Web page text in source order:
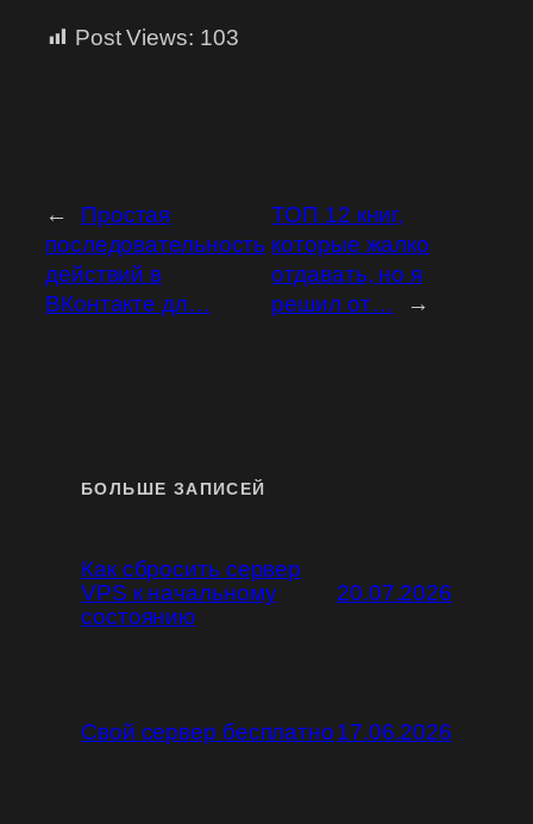
Post Views: 103
←
Простая
последовательность
действий в
ВКонтакте дл…
ТОП 12 книг,
которые жалко
отдавать, но я
решил от…
→
БОЛЬШЕ ЗАПИСЕЙ
Как сбросить сервер
VPS к начальному
состоянию
20.07.2026
Свой сервер бесплатно17.06.2026